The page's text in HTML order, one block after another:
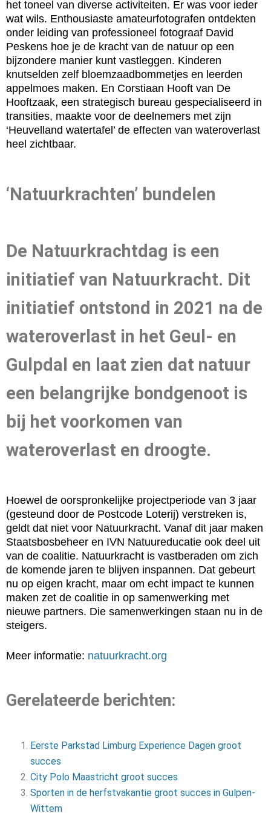
het toneel van diverse activiteiten. Er was voor ieder
wat wils. Enthousiaste amateurfotografen ontdekten
onder leiding van professioneel fotograaf David
Peskens hoe je de kracht van de natuur op een
bijzondere manier kunt vastleggen. Kinderen
knutselden zelf bloemzaadbommetjes en leerden
appelmoes maken. En Corstiaan Hooft van De
Hooftzaak, een strategisch bureau gespecialiseerd in
transities, maakte voor de deelnemers met zijn
‘Heuvelland watertafel’ de effecten van wateroverlast
heel zichtbaar.
‘Natuurkrachten’ bundelen
De Natuurkrachtdag is een
initiatief van Natuurkracht. Dit
initiatief ontstond in 2021 na de
wateroverlast in het Geul- en
Gulpdal en laat zien dat natuur
een belangrijke bondgenoot is
bij het voorkomen van
wateroverlast en droogte.
Hoewel de oorspronkelijke projectperiode van 3 jaar
(gesteund door de Postcode Loterij) verstreken is,
geldt dat niet voor Natuurkracht. Vanaf dit jaar maken
Staatsbosbeheer en IVN Natuureducatie ook deel uit
van de coalitie. Natuurkracht is vastberaden om zich
de komende jaren te blijven inspannen. Dat gebeurt
nu op eigen kracht, maar om echt impact te kunnen
maken zet de coalitie in op samenwerking met
nieuwe partners. Die samenwerkingen staan nu in de
steigers.
Meer informatie: natuurkracht.org
Gerelateerde berichten:
Eerste Parkstad Limburg Experience Dagen groot
succes
City Polo Maastricht groot succes
Sporten in de herfstvakantie groot succes in Gulpen-
Wittem